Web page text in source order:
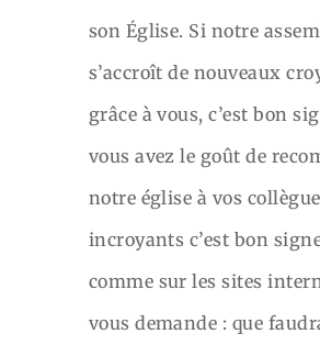
son Église. Si notre
s’accroît de nouveaux
grâce à vous, c’est bon
vous avez le goût de
notre église à vos
incroyants c’est bon
comme sur les sites
vous demande : que